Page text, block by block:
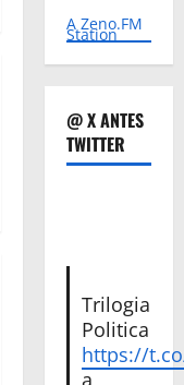
A Zeno.FM
Station
@ X ANTES
TWITTER
Trilogia
Politica
https://